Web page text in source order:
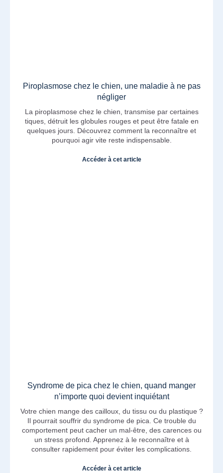
Piroplasmose chez le chien, une maladie à ne pas
négliger
La piroplasmose chez le chien, transmise par certaines
tiques, détruit les globules rouges et peut être fatale en
quelques jours. Découvrez comment la reconnaître et
pourquoi agir vite reste indispensable.
Accéder à cet article
Syndrome de pica chez le chien, quand manger
n’importe quoi devient inquiétant
Votre chien mange des cailloux, du tissu ou du plastique ?
Il pourrait souffrir du syndrome de pica. Ce trouble du
comportement peut cacher un mal-être, des carences ou
un stress profond. Apprenez à le reconnaître et à
consulter rapidement pour éviter les complications.
Accéder à cet article